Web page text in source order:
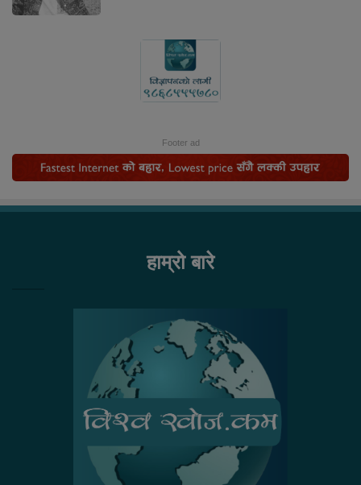
Footer ad
हाम्रो बारे